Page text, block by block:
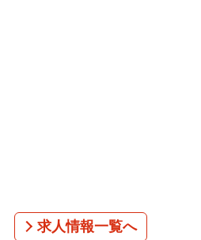
求人情報一覧へ